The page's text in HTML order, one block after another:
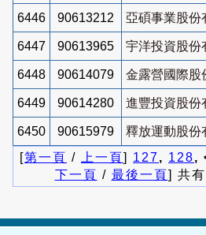
6446 90613212 亞碩事業股份
6447 90613965 宇洋投資股份
6448 90614079 金露營國際股
6449 90614280 進豐投資股份
6450 90615979
釋放運動股份
[第一頁 / 上一頁] 127, 128,
下一頁 / 最後一頁] 共有